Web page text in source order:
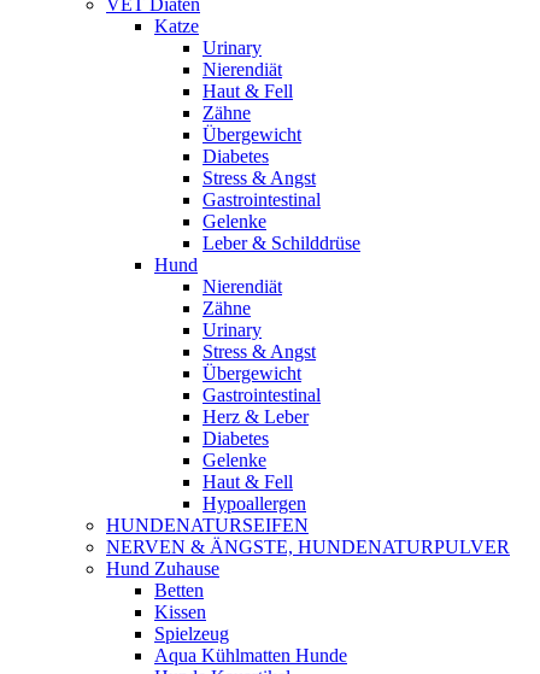
VET Diäten
Katze
Urinary
Nierendiät
Haut & Fell
Zähne
Übergewicht
Diabetes
Stress & Angst
Gastrointestinal
Gelenke
Leber & Schilddrüse
Hund
Nierendiät
Zähne
Urinary
Stress & Angst
Übergewicht
Gastrointestinal
Herz & Leber
Diabetes
Gelenke
Haut & Fell
Hypoallergen
HUNDENATURSEIFEN
NERVEN & ÄNGSTE, HUNDENATURPULVER
Hund Zuhause
Betten
Kissen
Spielzeug
Aqua Kühlmatten Hunde